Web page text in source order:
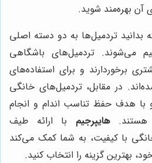
آن بهره‌مند شوید.
بدانید تردمیل‌ها به دو دسته اصلی
می‌شوند. تردمیل‌های باشگاهی
برخوردارند و برای استفاده‌های
در مقابل، تردمیل‌های خانگی
با هدف حفظ تناسب اندام و انجام
هستند.هایپرجیم با ارائه طیف
با کیفیت، به شما کمک می‌کند
بهترین گزینه را انتخاب کنید.